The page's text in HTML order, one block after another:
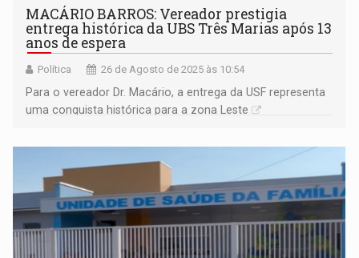
MACÁRIO BARROS: Vereador prestigia
entrega histórica da UBS Três Marias após 13
anos de espera
Política 26 de Agosto de 2025 às 10:54
Para o vereador Dr. Macário, a entrega da USF representa
uma conquista histórica para a zona Leste